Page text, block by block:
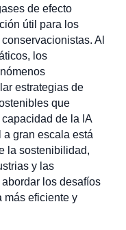
de efecto
útil para los
Al
los
estrategias de
que
de la IA
a gran escala está
la sostenibilidad,
y las
los desafíos
más eficiente y